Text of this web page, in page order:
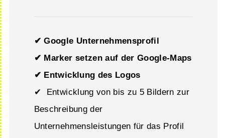
✔ Google Unternehmensprofil
✔ Marker setzen auf der Google-Maps
✔ Entwicklung des Logos
✔ Entwicklung von bis zu 5 Bildern zur
Beschreibung der
Unternehmensleistungen für das Profil